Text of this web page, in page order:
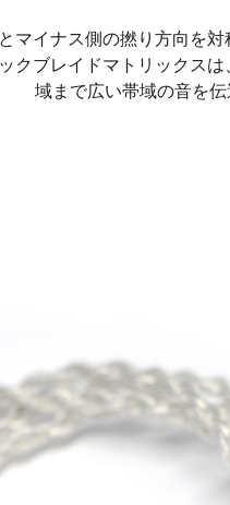
マイナス側の撚り方向を
クブレイドマトリックス
域まで広い帯域の音を伝